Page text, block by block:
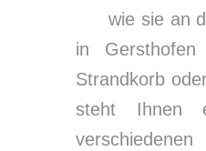
wie sie an
in
Strandkorb
steht Ihnen